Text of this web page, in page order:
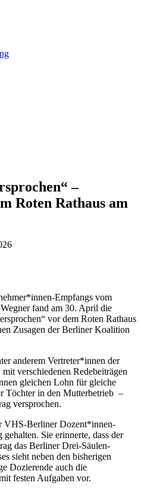
–
Roten Rathaus am
Empfangs vom
fand am 30. April die
vor dem Roten Rathaus
Zusagen der Berliner Koalition
anderem Vertreter*innen der
verschiedenen Redebeiträgen
gleichen Lohn für gleiche
Töchter in den Mutterbetrieb –
versprochen.
VHS-Berliner Dozent*innen-
Sie erinnerte, dass der
das Berliner Drei-Säulen-
sieht neben den bisherigen
Dozierende auch die
festen Aufgaben vor.